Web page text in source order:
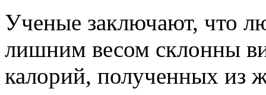
Ученые заключают, что
лишним весом склонны
калорий, полученных из